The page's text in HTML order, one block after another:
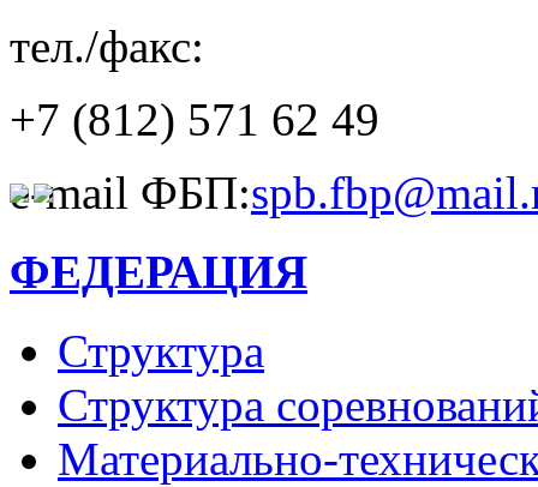
тел./факс:
+7 (812) 571 62 49
e-mail ФБП:
ФЕДЕРАЦИЯ
Структура
Структура
Материально-